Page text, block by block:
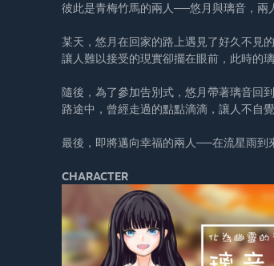
彼此是青梅竹馬的兩人──悠月與璃音，兩
某天，悠月在回家的路上遇見了好久不見
讓人難以接受的現實卻擺在眼前，此時的
隨後，為了參加告別式，悠月帶著璃音回
路途中，曾經走過的點點滴滴，讓人不自
最後，即將邁向幸福的兩人──在流星雨到
CHARACTER